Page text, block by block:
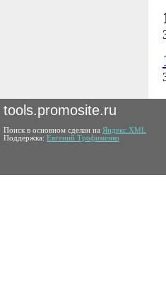
tools.promosite.ru
Поиск в основном сделан на Яндекс.XML
Поддержка: Евгений Трофименко